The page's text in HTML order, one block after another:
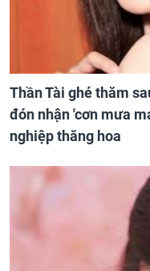
Thần Tài ghé thăm
đón nhận 'cơn mưa
nghiệp thăng hoa